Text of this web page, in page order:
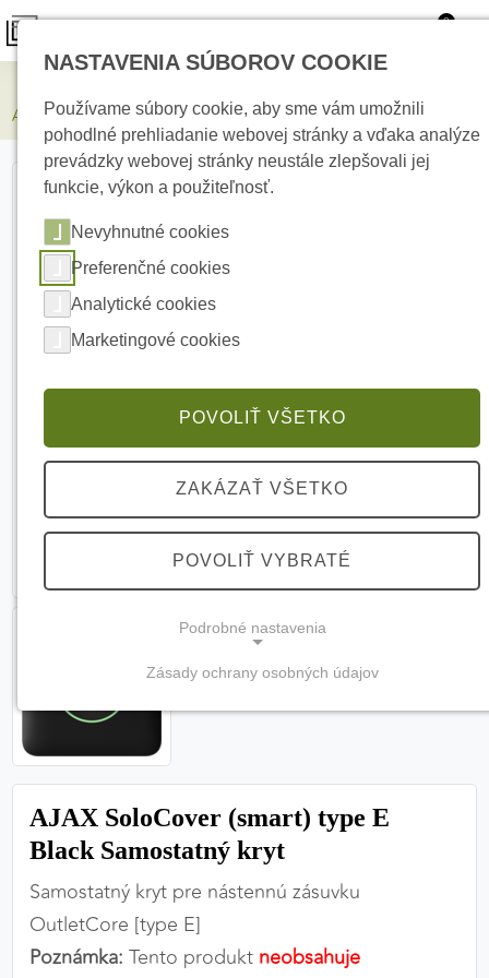
0
AJAX SoloCover (smart) type E Black Samostatný kryt
AJAX SoloCover (smart) type E
Black Samostatný kryt
Samostatný kryt pre nástennú zásuvku
OutletCore [type E]
Poznámka: Tento produkt neobsahuje
NASTAVENIA SÚBOROV COOKIE
Používame súbory cookie, aby sme vám umožnili
pohodlné prehliadanie webovej stránky a vďaka analýze
prevádzky webovej stránky neustále zlepšovali jej
funkcie, výkon a použiteľnosť.
Nevyhnutné cookies
Preferenčné cookies
Analytické cookies
Marketingové cookies
POVOLIŤ VŠETKO
ZAKÁZAŤ VŠETKO
POVOLIŤ VYBRATÉ
Podrobné nastavenia
(vždy aktívne, nemožno vypnúť)
Tieto cookies sú potrebné na správne fungovanie
zabezpečiť jej plnú funkčnosť.
PREFERENČNÉ COOKIES
Zásady ochrany osobných údajov